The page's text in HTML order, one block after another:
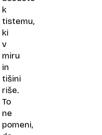
k
tistemu,
ki
v
miru
in
tišini
riše.
To
ne
pomeni,